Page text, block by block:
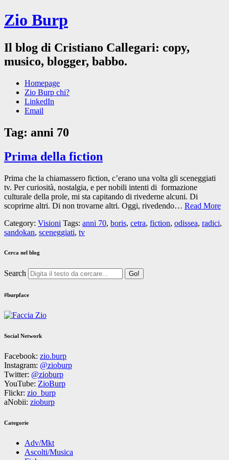
Zio Burp
Il blog di Cristiano Callegari: copy,
musico, blogger, babbo.
Homepage
Zio Burp chi?
LinkedIn
Email
Tag: anni 70
Prima della fiction
Prima che la chiamassero fiction, c’erano una volta gli sceneggiati
tv. Per curiosità, nostalgia, e per nobili intenti di formazione
culturale della prole, mi sta capitando di rivederne alcuni. Di
scoprirne altri. Di non trovarne altri. Oggi, rivedendo… Read More
Category: Visioni Tags: anni 70, boris, cetra, fiction, odissea, radici,
sandokan, sceneggiati, tv
Cerca nel blog
Search
#burpface
Social Network
Facebook: zio.burp
Instagram: @zioburp
Twitter: @zioburp
YouTube: ZioBurp
Flickr: zio_burp
aNobii: zioburp
Categorie
Adv/Mkt
Ascolti/Musica